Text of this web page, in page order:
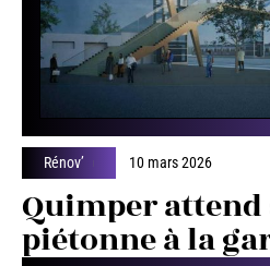
Rénov’ 10 mars 2026
Quimper attend
piétonne à la